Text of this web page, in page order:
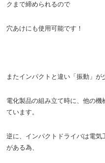
クまで締められるので
穴あけにも使用可能です！
またインパクトと違い「振動」が
電化製品の組み立て時に、他の
ています。
逆に、インパクトドライバは電
がある為、